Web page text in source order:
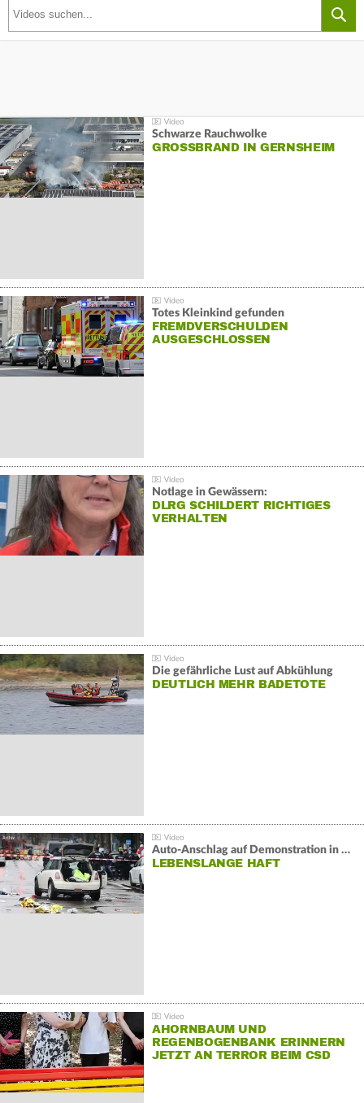
Schwarze Rauchwolke
GROSSBRAND IN GERNSHEIM
Totes Kleinkind gefunden
FREMDVERSCHULDEN
AUSGESCHLOSSEN
Notlage in Gewässern:
DLRG SCHILDERT RICHTIGES
VERHALTEN
Die gefährliche Lust auf Abkühlung
DEUTLICH MEHR BADETOTE
Auto-Anschlag auf Demonstration in München:
LEBENSLANGE HAFT
AHORNBAUM UND
REGENBOGENBANK ERINNERN
JETZT AN TERROR BEIM CSD